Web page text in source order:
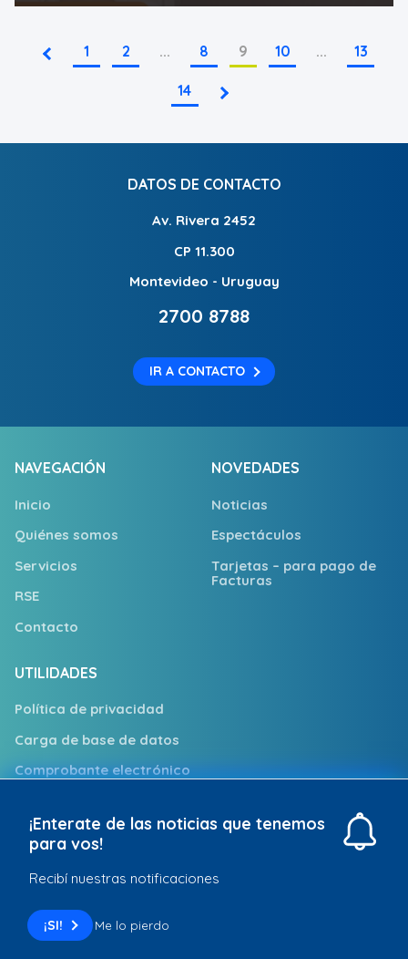
1 2 ... 8 9 10 ... 13
14
DATOS DE CONTACTO
Av. Rivera 2452
CP 11.300
Montevideo - Uruguay
2700 8788
IR A CONTACTO
NAVEGACIÓN
Inicio
Quiénes somos
Servicios
RSE
Contacto
NOVEDADES
Noticias
Espectáculos
Tarjetas – para pago de
Facturas
UTILIDADES
Política de privacidad
Carga de base de datos
Comprobante electrónico
Puntos de Atención
Redpagos © 2026. Todos los derechos reservados
Desarrollo web por:Solcre
¡Enterate de las noticias que tenemos
para vos!
Recibí nuestras notificaciones
¡SI! Me lo pierdo